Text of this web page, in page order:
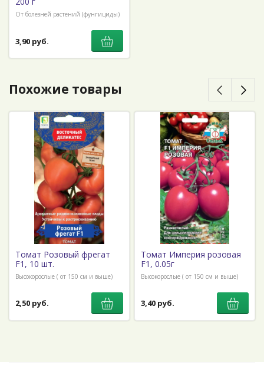
От болезней растений (фунгициды)
3,90 руб.
Похожие товары
Томат Розовый фрегат
F1, 10 шт.
Высокорослые ( от 150 см и выше)
2,50 руб.
Томат Империя розовая
F1, 0.05г
Высокорослые ( от 150 см и выше)
3,40 руб.